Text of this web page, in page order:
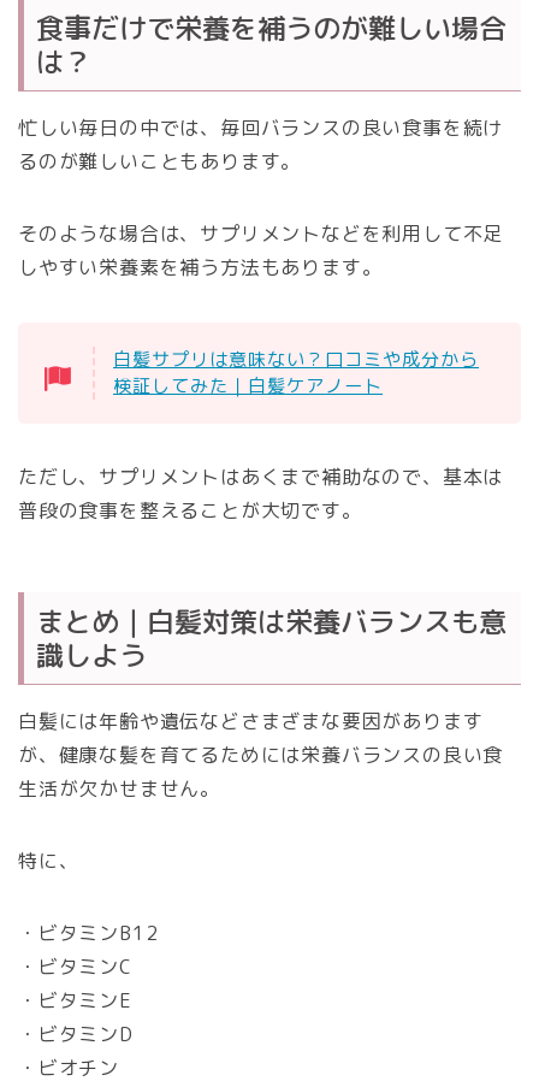
食事だけで栄養を補うのが難しい場合
は？
忙しい毎日の中では、毎回バランスの良い食事を続け
るのが難しいこともあります。
そのような場合は、サプリメントなどを利用して不足
しやすい栄養素を補う方法もあります。
白髪サプリは意味ない？口コミや成分から
検証してみた｜白髪ケアノート
ただし、サプリメントはあくまで補助なので、基本は
普段の食事を整えることが大切です。
まとめ｜白髪対策は栄養バランスも意
識しよう
白髪には年齢や遺伝などさまざまな要因があります
が、健康な髪を育てるためには栄養バランスの良い食
生活が欠かせません。
特に、
・ビタミンB12
・ビタミンC
・ビタミンE
・ビタミンD
・ビオチン